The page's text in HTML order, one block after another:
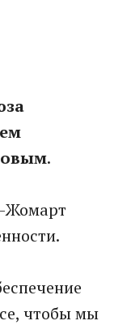
.
Жомарт
чтобы мы